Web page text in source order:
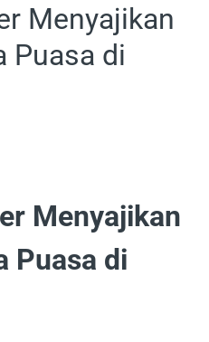
Menyajikan
Puasa di
Menyajikan
Puasa di